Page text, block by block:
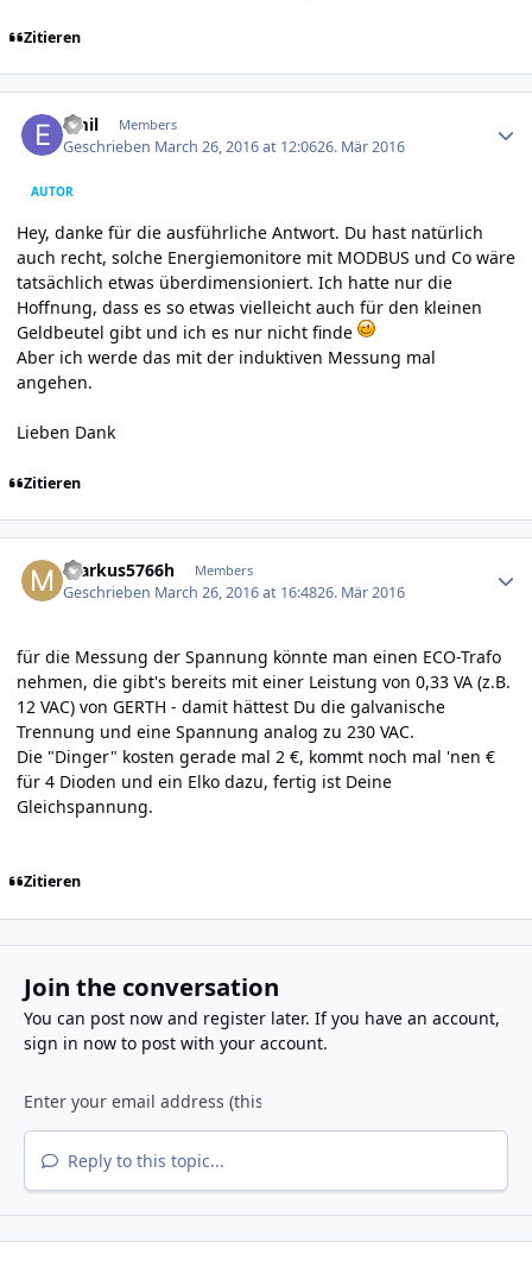
Zitieren
Emil Members
Geschrieben March 26, 2016 at 12:0626. Mär 2016
AUTOR
Hey, danke für die ausführliche Antwort. Du hast natürlich
auch recht, solche Energiemonitore mit MODBUS und Co wäre
tatsächlich etwas überdimensioniert. Ich hatte nur die
Hoffnung, dass es so etwas vielleicht auch für den kleinen
Geldbeutel gibt und ich es nur nicht finde
Aber ich werde das mit der induktiven Messung mal
angehen.
Lieben Dank
Zitieren
markus5766h Members
Geschrieben March 26, 2016 at 16:4826. Mär 2016
für die Messung der Spannung könnte man einen ECO-Trafo
nehmen, die gibt's bereits mit einer Leistung von 0,33 VA (z.B.
12 VAC) von GERTH - damit hättest Du die galvanische
Trennung und eine Spannung analog zu 230 VAC.
Die "Dinger" kosten gerade mal 2 €, kommt noch mal 'nen €
für 4 Dioden und ein Elko dazu, fertig ist Deine
Gleichspannung.
Zitieren
Join the conversation
You can post now and register later. If you have an account,
sign in nowto post with your account.
Reply to this topic...